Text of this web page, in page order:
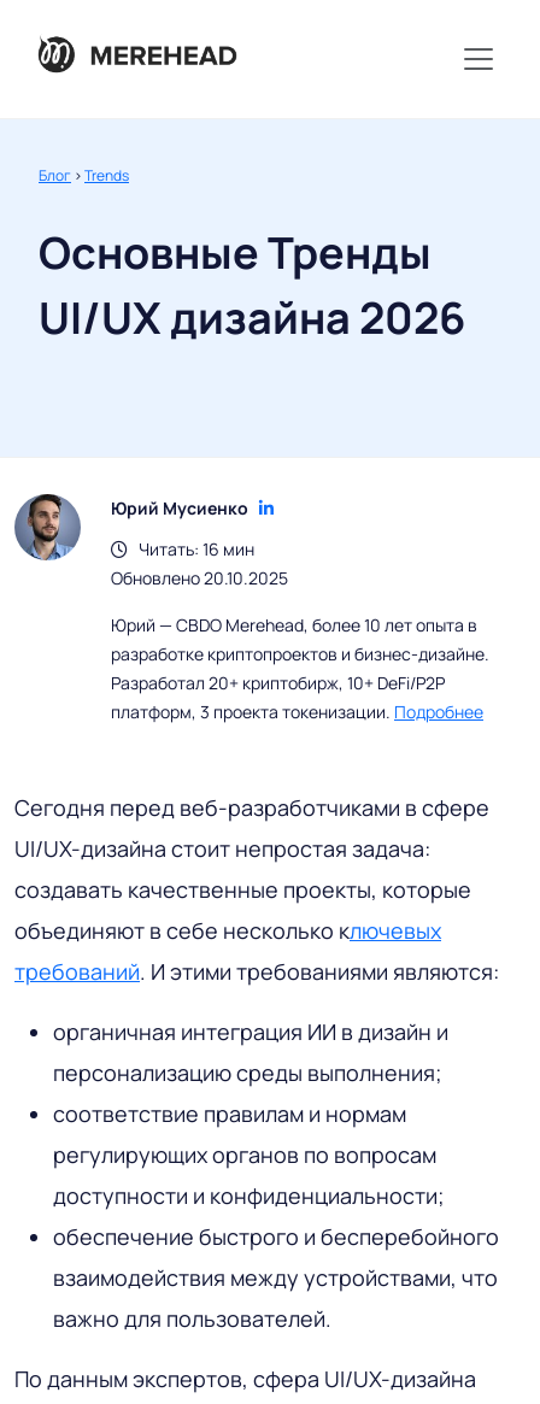
Блог >Trends
Основные Тренды
UI/UX дизайна 2026
Юрий Мусиенко
Читать: 16 мин
Обновлено 20.10.2025
Юрий — CBDO Merehead, более 10 лет опыта в
разработке криптопроектов и бизнес-дизайне.
Разработал 20+ криптобирж, 10+ DeFi/P2P
платформ, 3 проекта токенизации. Подробнее
Сегодня перед веб-разработчиками в сфере
UI/UX-дизайна стоит непростая задача:
создавать качественные проекты, которые
объединяют в себе несколько ключевых
требований. И этими требованиями являются:
органичная интеграция ИИ в дизайн и
персонализацию среды выполнения;
соответствие правилам и нормам
регулирующих органов по вопросам
доступности и конфиденциальности;
обеспечение быстрого и бесперебойного
взаимодействия между устройствами, что
важно для пользователей.
По данным экспертов, сфера UI/UX-дизайна